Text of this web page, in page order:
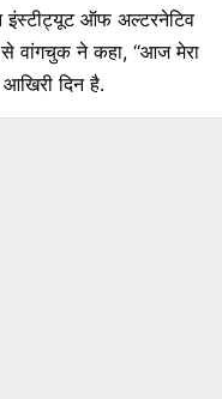
इंस्टीट्यूट ऑफ अल्टरनेटिव
वांगचुक ने कहा, ‘‘आज मेरा
दिन है.